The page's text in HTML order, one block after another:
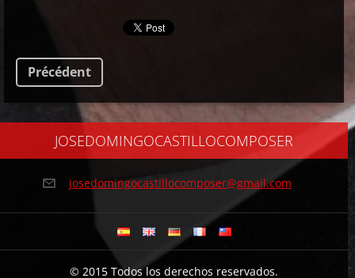
Précédent
JOSEDOMINGOCASTILLOCOMPOSER
josedomingocastillocomposer@gmail.com
© 2015 Todos los derechos reservados.